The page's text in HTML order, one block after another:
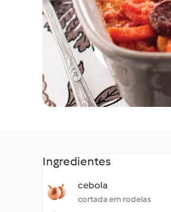
Ingredientes
cebola
cortada em rodelas